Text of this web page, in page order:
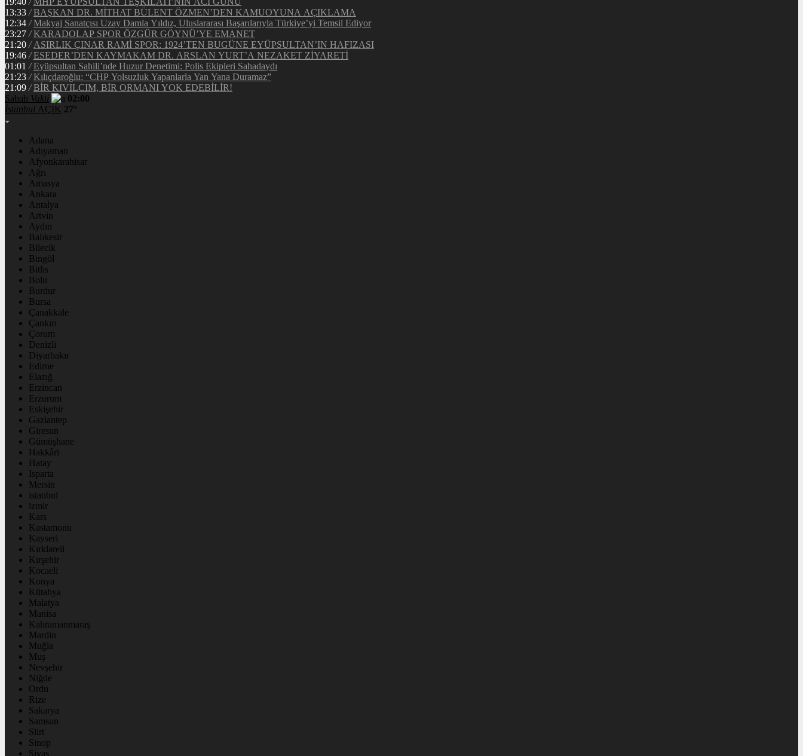
13:33 / BAŞKAN DR. MİTHAT BÜLENT ÖZMEN’DEN KAMUOYUNA AÇIKLAMA
12:34 / Makyaj Sanatçısı Uzay Damla Yıldız, Uluslararası Başarılarıyla Türkiye’yi Temsil Ediyor
23:27 / KARADOLAP SPOR ÖZGÜR GÖYNÜ’YE EMANET
21:20 / ASIRLIK ÇINAR RAMİ SPOR: 1924’TEN BUGÜNE EYÜPSULTAN’IN HAFIZASI
19:46 / ESEDER’DEN KAYMAKAM DR. ARSLAN YURT’A NEZAKET ZİYARETİ
01:01 / Eyüpsultan Sahili’nde Huzur Denetimi: Polis Ekipleri Sahadaydı
21:23 / Kılıçdaroğlu: “CHP Yolsuzluk Yapanlarla Yan Yana Duramaz”
21:09 / BİR KIVILCIM, BİR ORMANI YOK EDEBİLİR!
Sabah Vakti
02:00
İstanbul AÇIK 27°
Adana
Adıyaman
Afyonkarahisar
Ağrı
Amasya
Ankara
Antalya
Artvin
Aydın
Balıkesir
Bilecik
Bingöl
Bitlis
Bolu
Burdur
Bursa
Çanakkale
Çankırı
Çorum
Denizli
Diyarbakır
Edirne
Elazığ
Erzincan
Erzurum
Eskişehir
Gaziantep
Giresun
Gümüşhane
Hakkâri
Hatay
Isparta
Mersin
istanbul
izmir
Kars
Kastamonu
Kayseri
Kırklareli
Kırşehir
Kocaeli
Konya
Kütahya
Malatya
Manisa
Kahramanmaraş
Mardin
Muğla
Muş
Nevşehir
Niğde
Ordu
Rize
Sakarya
Samsun
Siirt
Sinop
Sivas